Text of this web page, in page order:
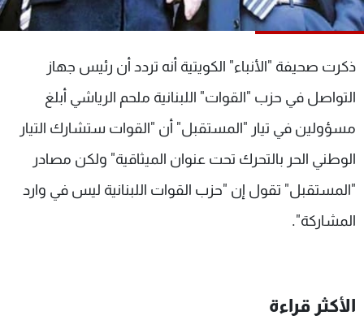
ذكرت صحيفة "الأنباء" الكويتية أنه تردد أن رئيس جهاز
التواصل في حزب "القوات" اللبنانية ملحم الرياشي أبلغ
مسؤولين في تيار "المستقبل" أن "القوات ستشارك التيار
الوطني الحر بالتحرك تحت عنوان الميثاقية" ولكن مصادر
"المستقبل" تقول إن "حزب القوات اللبنانية ليس في وارد
المشاركة".
الأكثر قراءة
شاهد البرامج
عن MTV
الإنـتـاج
لاعلاناتكم
وظائف
تواصل معنا
شروط الإسـتخدام